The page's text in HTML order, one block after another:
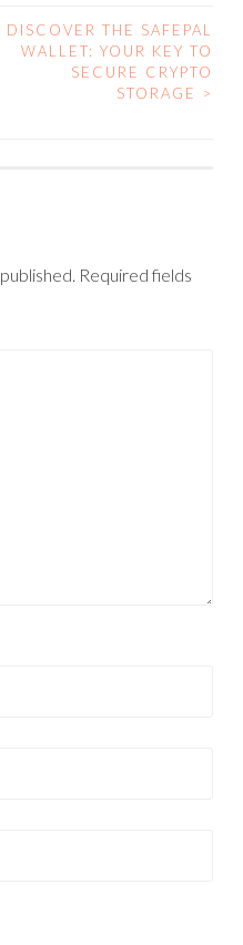
DISCOVER THE SAFEPAL
WALLET: YOUR KEY TO
SECURE CRYPTO
STORAGE
>
Required fields